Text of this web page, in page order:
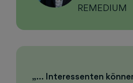
REMEDIUM
„… Interessenten